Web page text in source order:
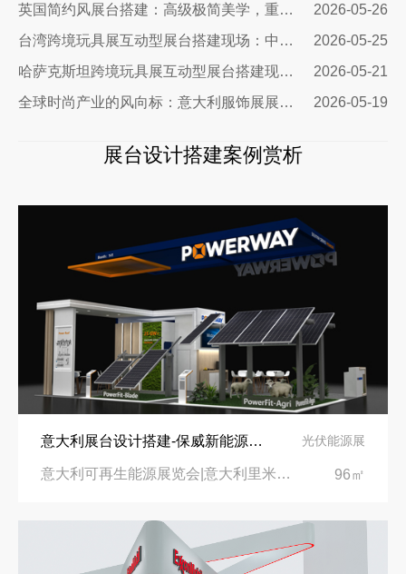
英国简约风展台搭建：高级极简美学，重塑国际展会品牌展示质感
2026-05-26
台湾跨境玩具展互动型展台搭建现场：中励展览设计搭建公司
2026-05-25
哈萨克斯坦跨境玩具展互动型展台搭建现场｜从图纸到落地，打造中亚流量标杆展台
2026-05-21
全球时尚产业的风向标：意大利服饰展展台设计公司
2026-05-19
展台设计搭建案例赏析
意大利展台设计搭建-保威新能源在意大利里米尼会展中心推出最新产品-中励展览设计策划公司 光伏能源展
意大利可再生能源展览会|意大利里米尼会展中心 96㎡